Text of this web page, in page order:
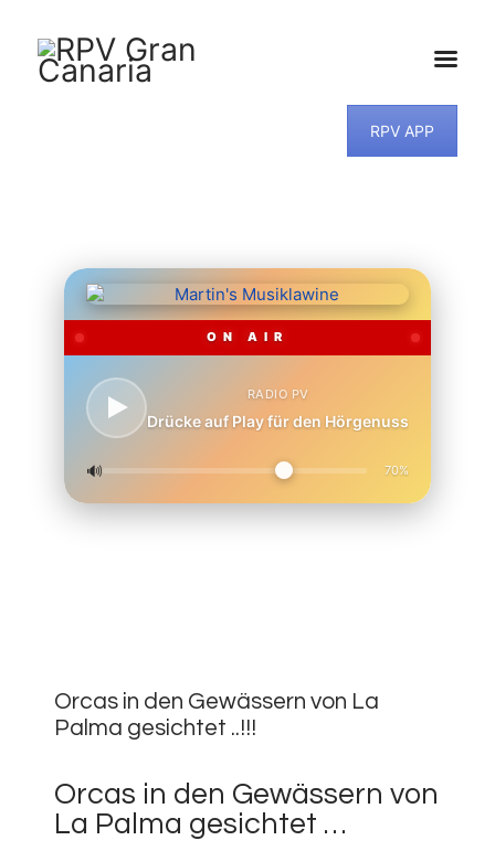
RPV APP
ON AIR
RADIO PV
Drücke auf Play für den Hörgenuss
🔊 70%
MUSIKWUNSCH
KONTAKT
Orcas in den Gewässern von La
Palma gesichtet ..!!!
Orcas in den Gewässern von
La Palma gesichtet …